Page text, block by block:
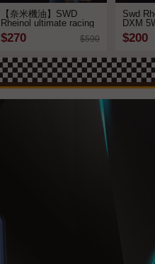
【奈米機油】SWD
Rheinol ultimate racing
5W40 奈米雙酯全合成
機油
$270 $590
Swd
DXM
$200